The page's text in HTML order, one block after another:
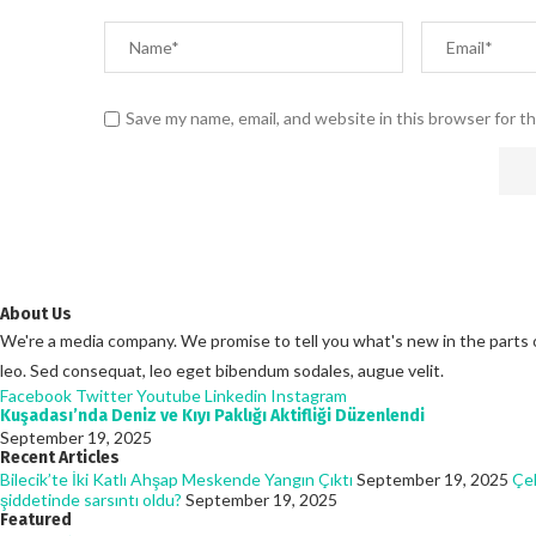
Save my name, email, and website in this browser for
About Us
We're a media company. We promise to tell you what's new in the
leo. Sed consequat, leo eget bibendum sodales, augue velit.
Facebook TwitterYoutubeLinkedin Instagram
Kuşadası’nda Deniz ve Kıyı Paklığı Aktifliği Düzenlendi
September 19, 2025
Recent Articles
Bilecik’te İki Katlı Ahşap Meskende Yangın Çıktı September 19, 2025
şiddetinde sarsıntı oldu? September 19, 2025
Featured